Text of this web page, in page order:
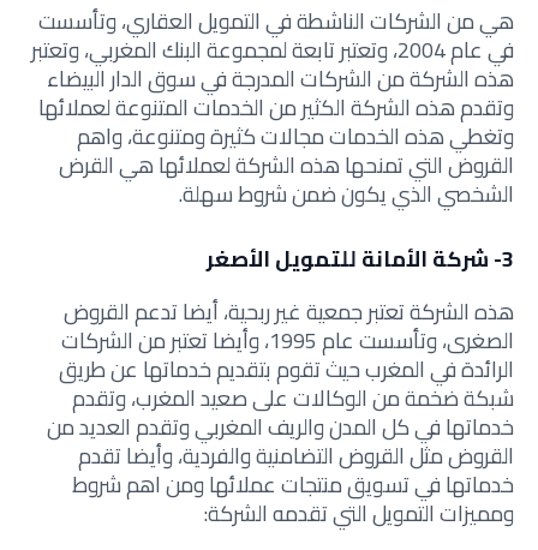
هي من الشركات الناشطة في التمويل العقاري، وتأسست
في عام 2004، وتعتبر تابعة لمجموعة البنك المغربي، وتعتبر
هذه الشركة من الشركات المدرجة في سوق الدار البيضاء
وتقدم هذه الشركة الكثير من الخدمات المتنوعة لعملائها
وتغطي هذه الخدمات مجالات كثيرة ومتنوعة، واهم
القروض التي تمنحها هذه الشركة لعملائها هي القرض
الشخصي الذي يكون ضمن شروط سهلة.
3- شركة الأمانة للتمويل الأصغر
هذه الشركة تعتبر جمعية غير ربحية، أيضا تدعم القروض
الصغرى، وتأسست عام 1995، وأيضا تعتبر من الشركات
الرائدة في المغرب حيث تقوم بتقديم خدماتها عن طريق
شبكة ضخمة من الوكالات على صعيد المغرب، وتقدم
خدماتها في كل المدن والريف المغربي وتقدم العديد من
القروض مثل القروض التضامنية والفردية، وأيضا تقدم
خدماتها في تسويق منتجات عملائها ومن اهم شروط
ومميزات التمويل التي تقدمه الشركة: